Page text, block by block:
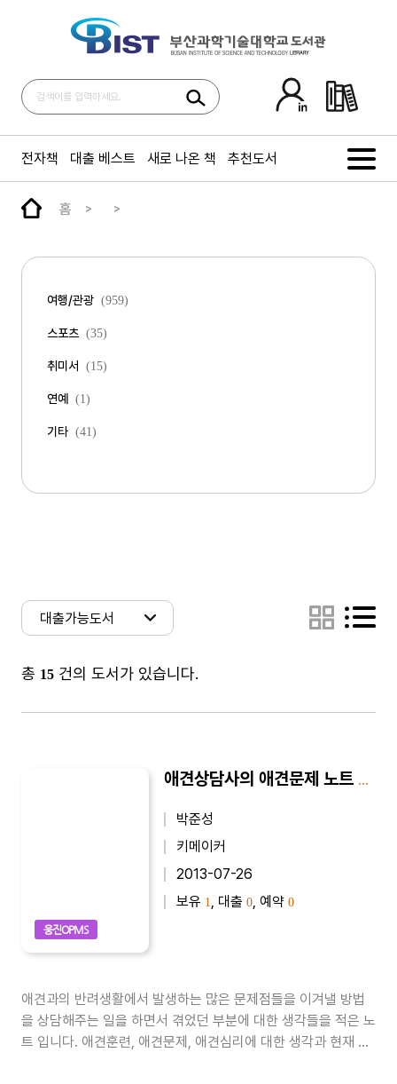
전자책 대출 베스트 새로 나온 책 추천도서
홈
여행/관광 (959)
스포츠 (35)
취미서 (15)
연예 (1)
기타 (41)
총 15 건의 도서가 있습니다.
웅진OPMS
애견상담사의 애견문제 노트 엿보기
박준성
키메이커
2013-07-26
보유 1 , 대출 0 , 예약 0
애견과의 반려생활에서 발생하는 많은 문제점들을 이겨낼 방법
을 상담해주는 일을 하면서 겪었던 부분에 대한 생각들을 적은 노
트 입니다. 애견훈련, 애견문제, 애견심리에 대한 생각과 현재 잘